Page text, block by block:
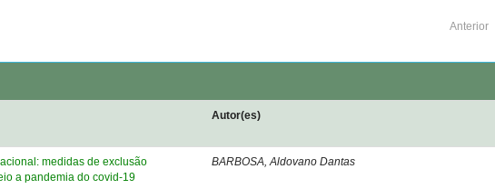
Anterior
Autor(es)
medidas de exclusão
a pandemia do covid-19
BARBOSA, Aldovano Dantas